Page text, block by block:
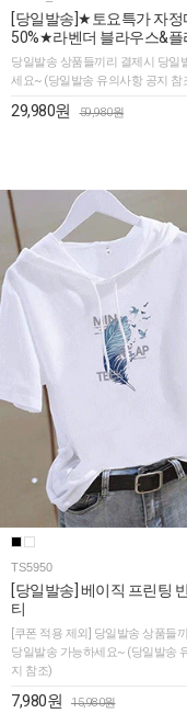
[당일발송]★토요특가 자정
50%★라벤더 블라우스&플
커트 2SET
당일발송 상품들끼리 결제시 당일
세요~ (당일발송 유의사항 공지 참
29,980원 59,980원
TS5950
[당일발송] 베이직 프린팅
티
[쿠폰 적용 제외] 당일발송 상품들
당일발송 가능하세요~ (당일발송
지 참조)
7,980원 15,980원